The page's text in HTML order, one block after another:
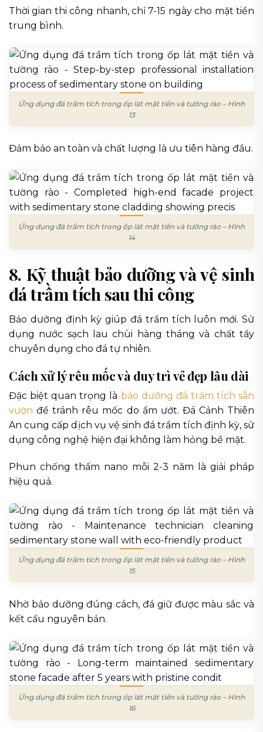
Thời gian thi công nhanh, chỉ 7-15 ngày cho mặt tiền
trung bình.
Ứng dụng đá trầm tích trong ốp lát mặt tiền và tường rào – Hình
13
Đảm bảo an toàn và chất lượng là ưu tiên hàng đầu.
Ứng dụng đá trầm tích trong ốp lát mặt tiền và tường rào – Hình
14
8. Kỹ thuật bảo dưỡng và vệ sinh
đá trầm tích sau thi công
Bảo dưỡng định kỳ giúp đá trầm tích luôn mới. Sử
dụng nước sạch lau chùi hàng tháng và chất tẩy
chuyên dụng cho đá tự nhiên.
Cách xử lý rêu mốc và duy trì vẻ đẹp lâu dài
Đặc biệt quan trọng là bảo dưỡng đá trầm tích sân
vườn để tránh rêu mốc do ẩm ướt. Đá Cảnh Thiên
An cung cấp dịch vụ vệ sinh đá trầm tích định kỳ, sử
dụng công nghệ hiện đại không làm hỏng bề mặt.
Phun chống thấm nano mỗi 2-3 năm là giải pháp
hiệu quả.
Ứng dụng đá trầm tích trong ốp lát mặt tiền và tường rào – Hình
15
Nhờ bảo dưỡng đúng cách, đá giữ được màu sắc và
kết cấu nguyên bản.
Ứng dụng đá trầm tích trong ốp lát mặt tiền và tường rào – Hình
16